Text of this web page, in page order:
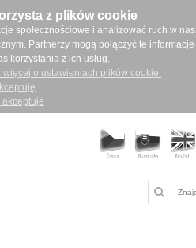
z plików cookie
społecznościowe i analizować ruch w
Partnerzy mogą połączyć te
korzystania z ich usług.
o ustawieniach plików cookie.
akceptuje